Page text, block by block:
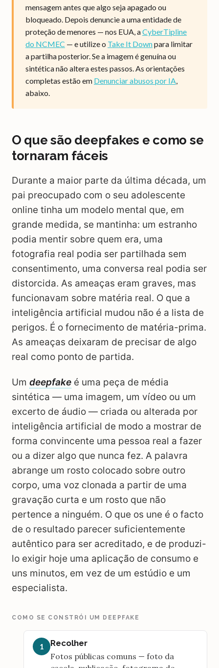
mensagem antes que algo seja apagado ou
bloqueado. Depois denuncie a uma entidade de
proteção de menores — nos EUA, aCyberTipline
do NCMEC — e utilize o Take It Downpara limitar
a partilha posterior. Se a imagem é genuína ou
sintética não altera estes passos. As orientações
completas estão em Denunciar abusos por IA,
abaixo.
O que são deepfakes e como se
tornaram fáceis
Durante a maior parte da última década, um
pai preocupado com o seu adolescente
online tinha um modelo mental que, em
grande medida, se mantinha: um estranho
podia mentir sobre quem era, uma
fotografia real podia ser partilhada sem
consentimento, uma conversa real podia ser
distorcida. As ameaças eram graves, mas
funcionavam sobre matéria real. O que a
inteligência artificial mudou não é a lista de
perigos. É o fornecimento de matéria-prima.
As ameaças deixaram de precisar de algo
real como ponto de partida.
Um deepfake é uma peça de média
sintética — uma imagem, um vídeo ou um
excerto de áudio — criada ou alterada por
inteligência artificial de modo a mostrar de
forma convincente uma pessoa real a fazer
ou a dizer algo que nunca fez. A palavra
abrange um rosto colocado sobre outro
corpo, uma voz clonada a partir de uma
gravação curta e um rosto que não
pertence a ninguém. O que os une é o facto
de o resultado parecer suficientemente
autêntico para ser acreditado, e de produzi-
lo exigir hoje uma aplicação de consumo e
uns minutos, em vez de um estúdio e um
especialista.
COMO SE CONSTRÓI UM DEEPFAKE
1
Recolher
Fotos públicas comuns — foto da